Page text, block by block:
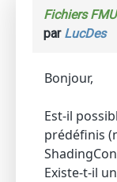
Fichiers FMU
par LucDes
Bonjour,
Est-il
prédéfinis
Existe-t-il